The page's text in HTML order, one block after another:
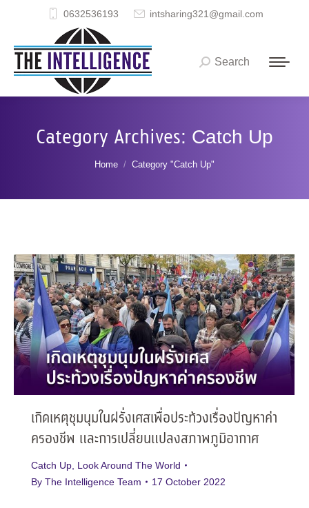
0632536193 intsharing321@gmail.com
Search:
Search
Category Archives: Catch Up
You are here:
Home Category "Catch Up"
เกิดเหตุชุมนุมในฝรั่งเศสเพื่อประท้วงเรื่องปัญหาค่า
ครองชีพ และการเปลี่ยนแปลงสภาพภูมิอากาศ
Catch Up Look Around The World
By The Intelligence Team 17 October 2022